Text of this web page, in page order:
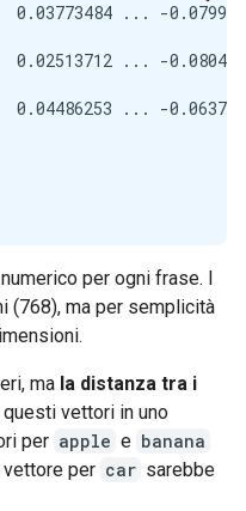
0.03773484 ... -
0.02513712 ... -
0.04486253 ... -
per ogni frase. I
(768), ma per semplicità
ma la distanza tra i
vettori in uno
per apple e banana
per car sarebbe